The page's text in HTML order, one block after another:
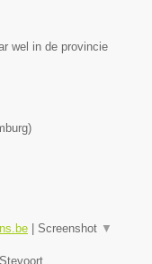
wel in de provincie
)
Screenshot ▼